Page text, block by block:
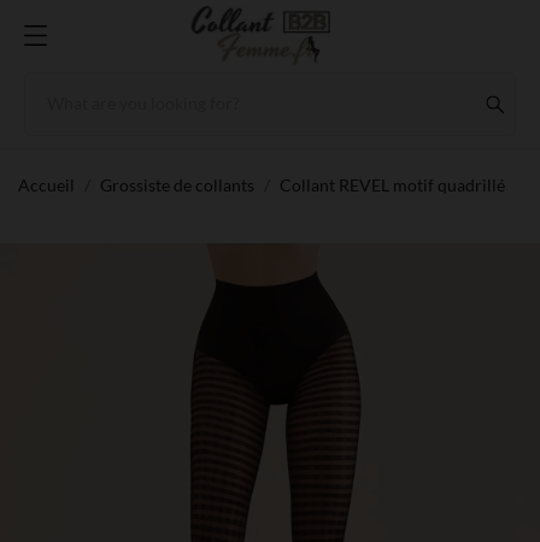
Accueil Grossiste de collants Collant REVEL motif quadrillé